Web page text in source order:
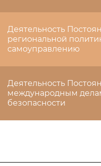
Деятельность
региональной
самоуправлению
Деятельность
международным
безопасности